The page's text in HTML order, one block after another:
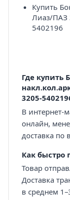
Купить
Лиаз/ПАЗ
5402196
Где купить
3205-
В интернет-
онлайн,
доставка по
Как быстро
Товар
Доставка
в среднем